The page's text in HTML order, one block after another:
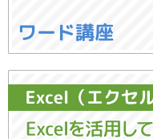
ワード講座